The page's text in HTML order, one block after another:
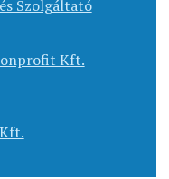
Szolgáltató
Kft.